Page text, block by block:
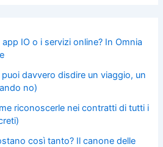
IO o i servizi online? In Omnia
davvero disdire un viaggio, un
no)
riconoscerle nei contratti di tutti i
così tanto? Il canone delle